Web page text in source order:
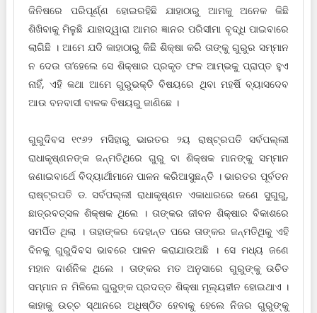
ଜିନିଷରେ ପରିପୂର୍ଣ୍ଣ ହୋଇରହିଛି ଯାହାଠାରୁ ଆମକୁ ଅନେକ କିଛି
ଶିଖିବାକୁ ମିଳୁଛି ଯାହାଦ୍ୱାରା ଆମର ଜ୍ଞାନର ପରିସୀମା ବୃଦ୍ଧି ପାଇବାରେ
ଲାଗିଛି । ଆମେ ଯଦି କାହାଠାରୁ କିଛି ଶିକ୍ଷା କରି ତାଙ୍କୁ ଗୁରୁର ସମ୍ମାନ
ନ ଦେଉ ତା’ହେଲେ ସେ ଶିକ୍ଷାର ପ୍ରକୃତ ଫଳ ଆମ୍ଭକୁ ପ୍ରାପ୍ତ ହୁଏ
ନାହିଁ, ଏହି କଥା ଆମେ ଗୁରୁଭକ୍ତି ବିଷୟରେ ଥିବା ମହର୍ଷି ବ୍ୟାସଦେବ
ଆଉ ବନବାସୀ ବାଳକ ବିଷୟରୁ ଜାଣିଛେ ।
ଗୁରୁଦିବସ ୧୯୬୨ ମସିହାରୁ ଭାରତର ୨ୟ ରାଷ୍ଟ୍ରପତି ସର୍ବପଲ୍ଲୀ
ରାଧାକୃଷ୍ଣନଙ୍କ ଜନ୍ମତିଥିରେ ଗୁରୁ ବା ଶିକ୍ଷକ ମାନଙ୍କୁ ସମ୍ମାନ
ଜଣାଇବାର୍ଥେ ବିଦ୍ୟାର୍ଥୀମାନେ ପାଳନ କରିଆସୁଛନ୍ତି । ଭାରତର ପୂର୍ବତନ
ରାଷ୍ଟ୍ରପତି ଡ. ସର୍ବପଲ୍ଲୀ ରାଧାକୃଷ୍ଣନ ଏକାଧାରରେ ଜଣେ ସୁଗୁରୁ,
ଛାତ୍ରବତ୍ସଳ ଶିକ୍ଷକ ଥିଲେ । ତାଙ୍କର ଜୀବନ ଶିକ୍ଷାର ବିକାଶରେ
ସମର୍ପିତ ଥିଲା । ତାହାଙ୍କର ଦେହାନ୍ତ ପରେ ତାଙ୍କର ଜନ୍ମତିଥିକୁ ଏହି
ଦିନକୁ ଗୁରୁଦିବସ ଭାବରେ ପାଳନ କରାଯାଉଅଛି । ସେ ମଧ୍ୟ ଜଣେ
ମହାନ ଦାର୍ଶନିକ ଥିଲେ । ତାଙ୍କର ମତ ଅନୁସାରେ ଗୁରୁଙ୍କୁ ଉଚିତ
ସମ୍ମାନ ନ ମିଳିଲେ ଗୁରୁଙ୍କ ପ୍ରଦତ୍ତ ଶିକ୍ଷା ମୂଲ୍ୟହୀନ ହୋଇଥାଏ ।
କାହାକୁ ଉଚ୍ଚ ସ୍ଥାନରେ ଅଧିଷ୍ଠିତ ହେବାକୁ ହେଲେ ନିଜର ଗୁରୁଙ୍କୁ